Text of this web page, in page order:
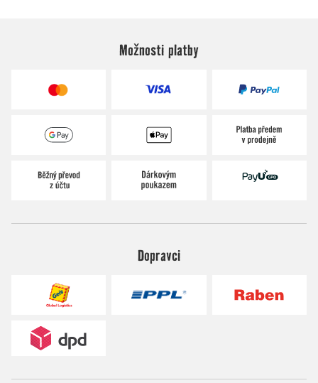
Možnosti platby
Dopravci